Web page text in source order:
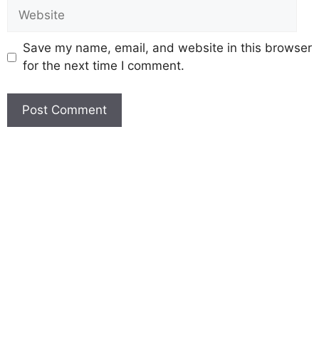
Save my name, email, and website in this browser
for the next time I comment.